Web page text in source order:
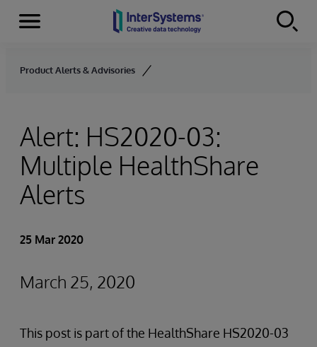
Skip to content
Menu
Product Alerts & Advisories
Alert: HS2020-03:
Multiple HealthShare
Alerts
25 Mar 2020
March 25, 2020
This post is part of the HealthShare HS2020-03